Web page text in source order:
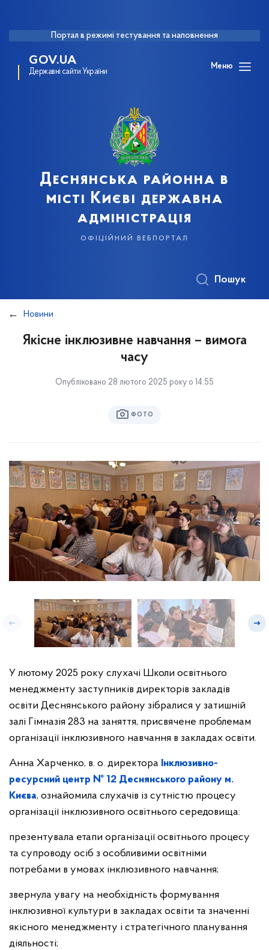
Портал в режимі тестування та наповнення
GOV.UA
Державні сайти України
Меню
Деснянська районна в
місті Києві державна
адміністрація
офіційний вебпортал
Пошук
Новини
Якісне інклюзивне навчання – вимога
часу
Опубліковано 28 лютого 2025 року о 14:55
ФОТО
У лютому 2025 року слухачі Школи освітнього
менеджменту заступників директорів закладів
освіти Деснянського району зібралися у затишній
залі Гімназія 283 на заняття, присвячене проблемам
організації інклюзивного навчання в закладах освіти.
Анна Харченко, в. о. директора Інклюзивно-
ресурсний центр № 12 Деснянського району м.
Києва, ознайомила слухачів із сутністю процесу
організації інклюзивного освітнього середовища:
презентувала етапи організації освітнього процесу
та супроводу осіб з особливими освітніми
потребами в умовах інклюзивного навчання;
звернула увагу на необхідність формування
інклюзивної культури в закладах освіти та значенні
якісного менеджменту і стратегічного планування
діяльності;